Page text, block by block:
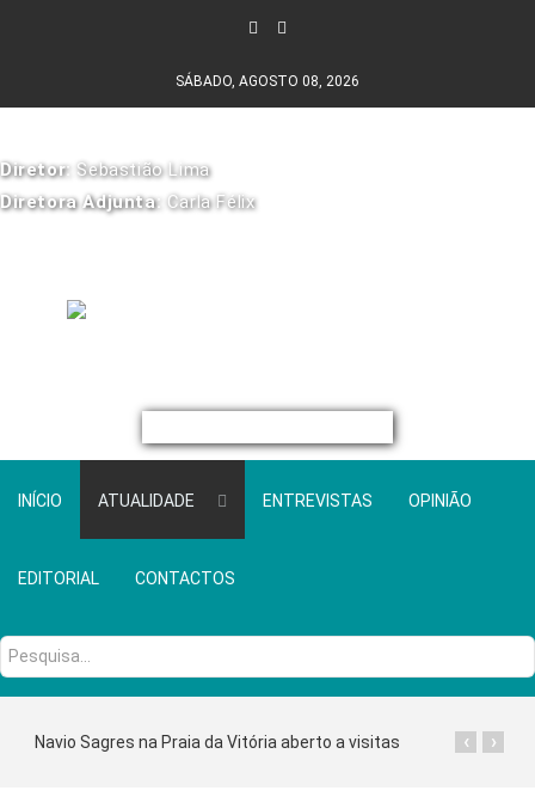
SÁBADO, AGOSTO 08, 2026
Diretor: Sebastião Lima
Diretora Adjunta: Carla Félix
INÍCIO ATUALIDADE ENTREVISTAS OPINIÃO
EDITORIAL CONTACTOS
Pesquisa...
Navio Sagres na Praia da Vitória aberto a visitas ›
‹